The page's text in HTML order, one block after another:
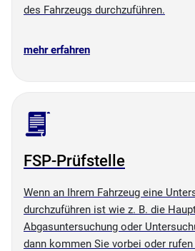
des Fahrzeugs durchzuführen.
mehr erfahren
FSP-Prüfstelle
Wenn an Ihrem Fahrzeug eine
durchzuführen ist wie z. B. die
Abgasuntersuchung oder
dann kommen Sie vorbei oder